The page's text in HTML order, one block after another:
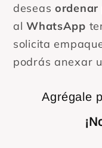
deseasordenar
alWhatsApp
solicita
podrás anexar
Agrégale